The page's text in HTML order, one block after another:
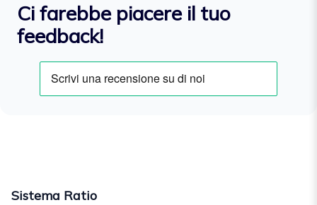
Ci farebbe piacere il tuo
feedback!
Sistema Ratio